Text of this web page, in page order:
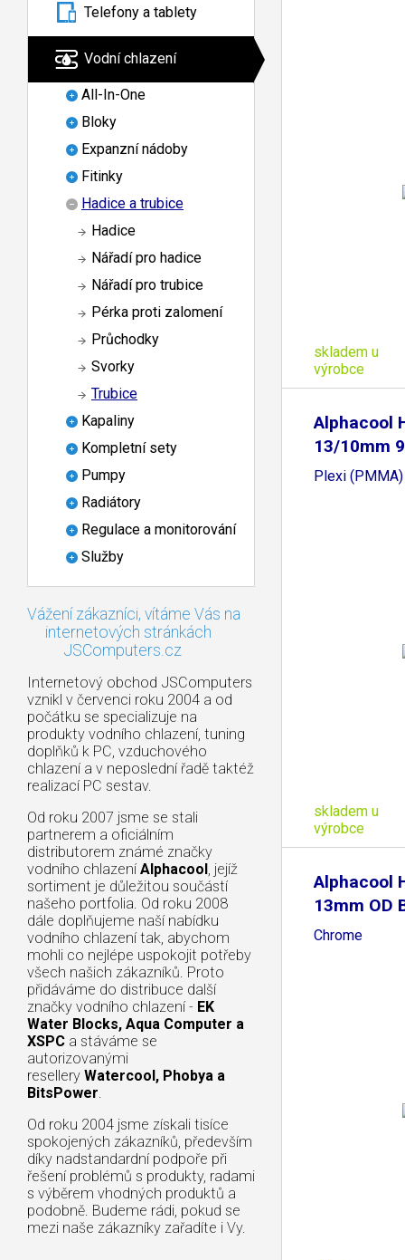
Telefony a tablety
Vodní chlazení
All-In-One
Bloky
Expanzní nádoby
Fitinky
Hadice a trubice
Hadice
Nářadí pro hadice
Nářadí pro trubice
Pérka proti zalomení
Průchodky
Svorky
Trubice
Kapaliny
Kompletní sety
Pumpy
Radiátory
Regulace a monitorování
Služby
Vážení zákazníci, vítáme Vás na
internetových stránkách
JSComputers.cz
Internetový obchod JSComputers
vznikl v červenci roku 2004 a od
počátku se specializuje na
produkty vodního chlazení, tuning
doplňků k PC, vzduchového
chlazení a v neposlední řadě taktéž
realizací PC sestav.
Od roku 2007 jsme se stali
partnerem a oficiálním
distributorem známé značky
vodního chlazení Alphacool, jejíž
sortiment je důležitou součástí
našeho portfolia. Od roku 2008
dále doplňujeme naší nabídku
vodního chlazení tak, abychom
mohli co nejlépe uspokojit potřeby
všech našich zákazníků. Proto
přidáváme do distribuce další
značky vodního chlazení - EK
Water Blocks, Aqua Computer a
XSPC a stáváme se
autorizovanými
resellery Watercool, Phobya a
BitsPower.
Od roku 2004 jsme získali tisíce
spokojených zákazníků, především
díky nadstandardní podpoře při
řešení problémů s produkty, radami
s výběrem vhodných produktů a
podobně. Budeme rádi, pokud se
mezi naše zákazníky zařadíte i Vy.
skladem u
výrobce
Alphacool
13/10mm
Plexi
skladem u
výrobce
Alphacool
13mm OD
Chrome